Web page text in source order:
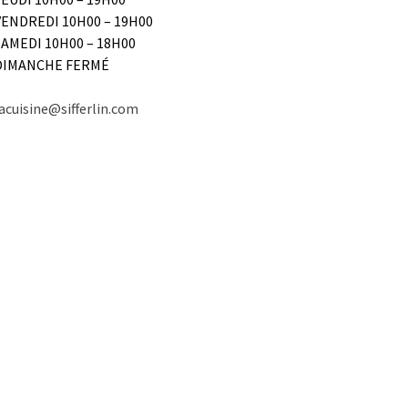
10H00 – 19H00
10H00 – 18H00
FERMÉ